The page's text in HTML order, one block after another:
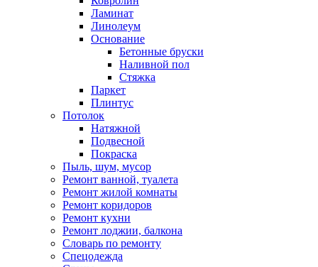
Ламинат
Линолеум
Основание
Бетонные бруски
Наливной пол
Стяжка
Паркет
Плинтус
Потолок
Натяжной
Подвесной
Покраска
Пыль, шум, мусор
Ремонт ванной, туалета
Ремонт жилой комнаты
Ремонт коридоров
Ремонт кухни
Ремонт лоджии, балкона
Словарь по ремонту
Спецодежда